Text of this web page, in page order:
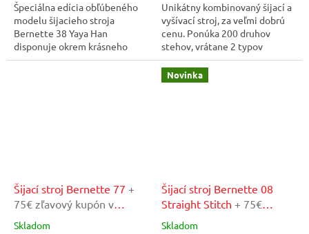
Špeciálna edícia obľúbeného
modelu šijacieho stroja
Bernette 38 Yaya Han
disponuje okrem krásneho
dizajnu aj 394 programami,...
Unikátny kombinovaný šijací a
vyšívací stroj, za veľmi dobrú
cenu. Ponúka 200 druhov
stehov, vrátane 2 typov
abecedy, 150...
Šijací stroj Bernette 77 +
75€ zľavový kupón v
našom autorizovanom
Priemerné
Skladom
Novinka
Šijací stroj Bernette 08
Straight Stitch + 75€
zľavový kupón v našom
Priemerné
Skladom